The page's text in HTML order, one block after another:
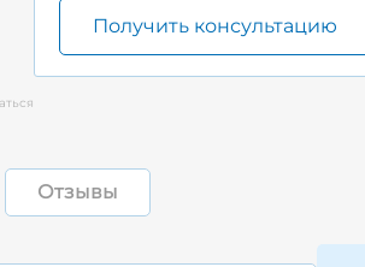
Получить консультацию
Отзывы